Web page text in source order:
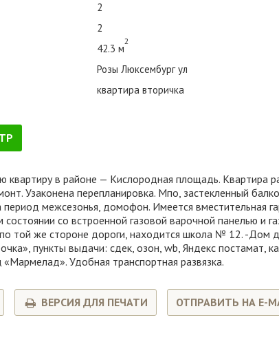
2
2
42.3 м
2
Розы Люксембург ул
квартира вторичка
в районе — Кислородная площадь. Квартира
Узаконена перепланировка. Мпо, застекленный
межсезонья, домофон. Имеется вместительная
состоянии со встроенной газовой варочной
той же стороне дороги, находится школа № 12. -Дом
пункты выдачи: сдек, озон, wb, Яндекс постамат,
Удобная транспортная развязка.
ВЕРСИЯ ДЛЯ ПЕЧАТИ ОТПРАВИТЬ НА E-